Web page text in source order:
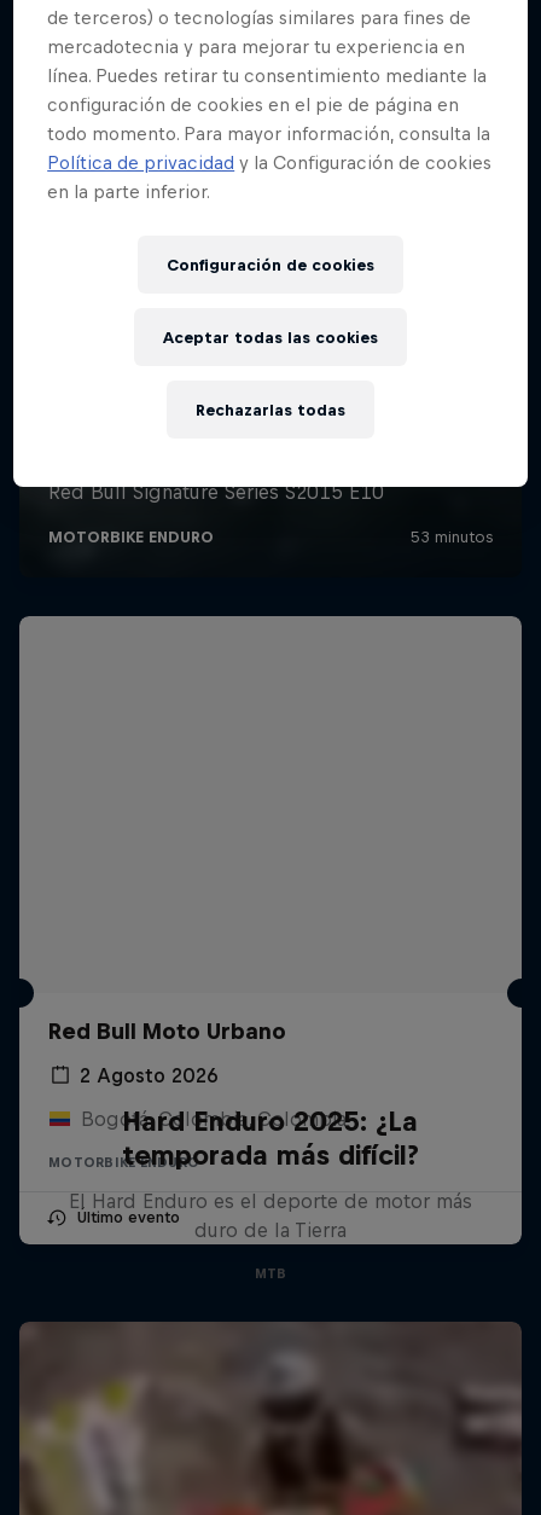
Red Bull Moto Urbano
2 Agosto 2026
Bogotá, Colombia, Colombia
MOTORBIKE ENDURO
Último evento
Hard Enduro 2025: ¿La
temporada más difícil?
El Hard Enduro es el deporte de motor más
duro de la Tierra
MTB
de terceros) o tecnologías similares para fines de
mercadotecnia y para mejorar tu experiencia en
línea. Puedes retirar tu consentimiento mediante la
configuración de cookies en el pie de página en
todo momento. Para mayor información, consulta la
Política de privacidad y la Configuración de cookies
en la parte inferior.
Configuración de cookies
Rechazarlas todas
Aceptar todas las cookies